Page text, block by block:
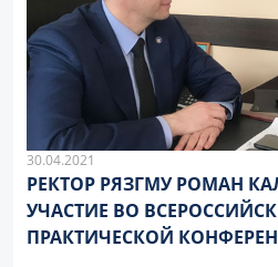
30.04.2021
РЕКТОР РЯЗГМУ РОМАН
УЧАСТИЕ ВО
ПРАКТИЧЕСКОЙ